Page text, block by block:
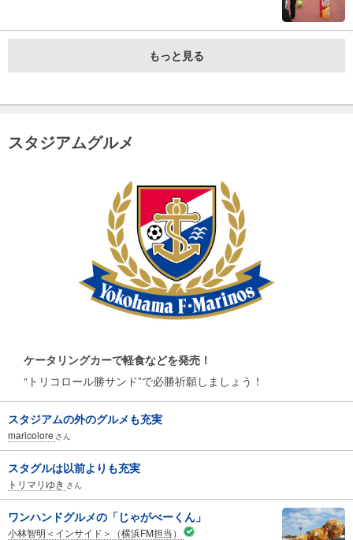
もっと見る
スタジアムグルメ
ケータリングカーで軽食などを発売！
“トリコロール勝サンド”で必勝祈願しましょう！
スタジアムの外のグルメも充実
maricolore さん
スタグルは以前よりも充実
トリマリゆき さん
ワンハンドグルメの「じゃがべーくん」
小林智明＜インサイド＞（横浜FM担当）